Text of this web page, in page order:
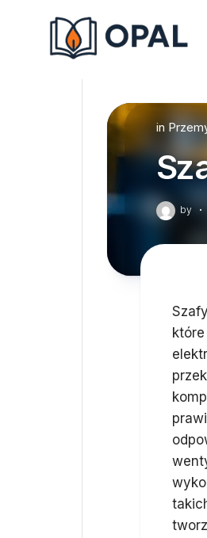
in
by ·